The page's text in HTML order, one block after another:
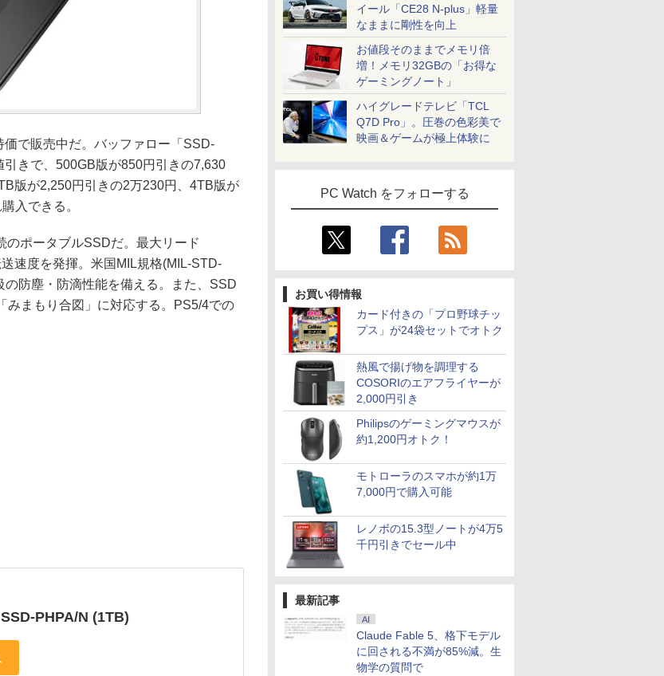
イール「CE28 N-plus」軽量
なままに剛性を向上
お値段そのままでメモリ倍
増！メモリ32GBの「お得な
ゲーミングノート」
ハイグレードテレビ「TCL
Q7D Pro」。圧巻の色彩美で
映画＆ゲームが極上体験に
PC Watch をフォローする
お買い得情報
カード付きの「プロ野球チッ
プス」が24袋セットでオトク
熱風で揚げ物を調理する
COSORIのエアフライヤーが
2,000円引き
Philipsのゲーミングマウスが
約1,200円オトク！
モトローラのスマホが約1万
7,000円で購入可能
レノボの15.3型ノートが4万5
千円引きでセール中
最新記事
AI
Claude Fable 5、格下モデル
に回される不満が85%減。生
物学の質問で
で販売中だ。バッファロー「SSD-
きで、500GB版が850円引きの7,630
版が2,250円引きの2万230円、4TB版が
入できる。
ポータブルSSDだ。最大リード
速度を発揮。米国MIL規格(MIL-STD-
防塵・防滴性能を備える。また、SSD
みまもり合図」に対応する。PS5/4での
PHPA/N (1TB)